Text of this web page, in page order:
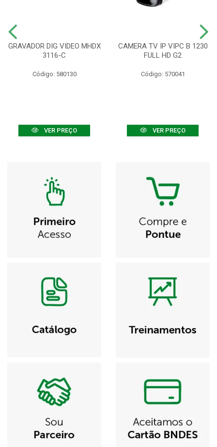
GRAVADOR DIG VIDEO MHDX
3116-C
Código: 580130
VER PREÇO
CAMERA TV IP VIPC B 1230
FULL HD G2
Código: 570041
VER PREÇO